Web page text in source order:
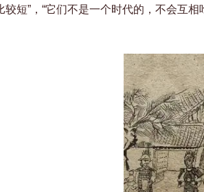
较短”，“它们不是一个时代的，不会互